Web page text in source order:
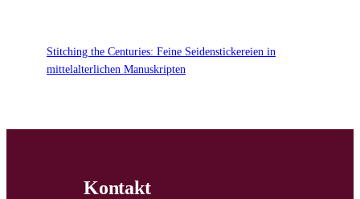
Stitching the Centuries: Feine Seidenstickereien in
mittelalterlichen Manuskripten
Kontakt